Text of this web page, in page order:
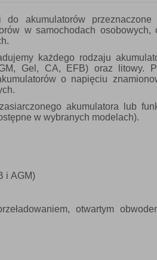
do akumulatorów przeznaczone
w samochodach osobowych,
każdego rodzaju
Gel, CA, EFB) oraz litowy.
o napięciu
akumulatora lub
w wybranych modelach).
i AGM)
otwartym